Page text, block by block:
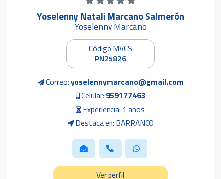
Yoselenny Natali Marcano Salmerón
Yoselenny Marcano
Código MVCS
PN25826
Correo:yoselennymarcano@gmail.com
Celular: 959177463
Experiencia: 1 años
Destaca en: BARRANCO
Ver perfil